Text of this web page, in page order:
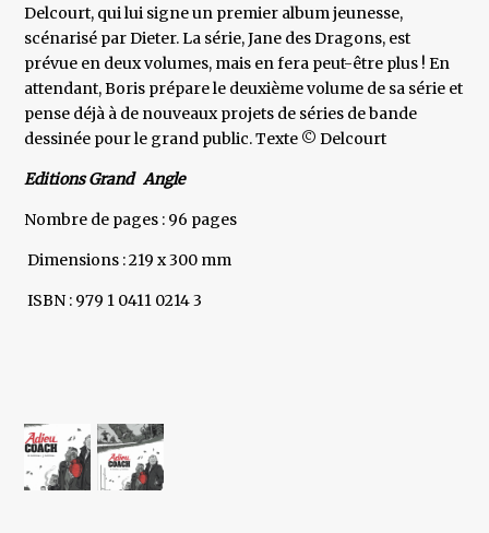
Delcourt, qui lui signe un premier album jeunesse,
scénarisé par Dieter. La série, Jane des Dragons, est
prévue en deux volumes, mais en fera peut-être plus ! En
attendant, Boris prépare le deuxième volume de sa série et
pense déjà à de nouveaux projets de séries de bande
dessinée pour le grand public. Texte © Delcourt
Editions Grand Angle
Nombre de pages : 96 pages
Dimensions : 219 x 300 mm
ISBN : 979 1 0411 0214 3